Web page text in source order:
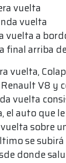
vuelta
vuelta
vuelta a
final arriba
vuelta,
V8 y
vuelta
el auto que
sobre
se subirá
donde